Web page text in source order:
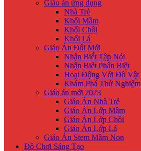
Giáo án ứng dụng
Nhà Trẻ
Khối Mầm
Khối Chồi
Khối Lá
Giáo Án Đổi Mới
Nhận Biế́t Tập Nói
Nhận Biết Phân Biệt
Hoạt Động Với Đồ Vật
Khám Phá Thử Nghiệm
Giáo án mới 2023
Giáo Án Nhà Trẻ
Giáo Án Lớp Mầm
Giáo Án Lớp Chồi
Giáo Án Lớp Lá
Giáo Án Stem Mầm Non
Đồ Chơi Sáng Tạo